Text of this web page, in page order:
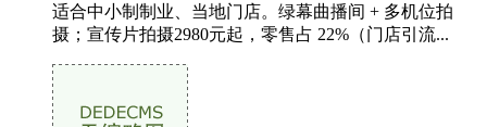
适合中小制制业、当地门店。绿幕曲播间 + 多机位拍
摄；宣传片拍摄2980元起，零售占 22%（门店引流...